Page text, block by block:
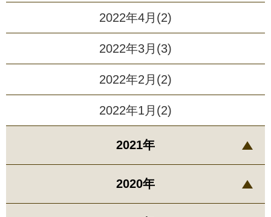
2022年4月(2)
2022年3月(3)
2022年2月(2)
2022年1月(2)
2021年
2020年